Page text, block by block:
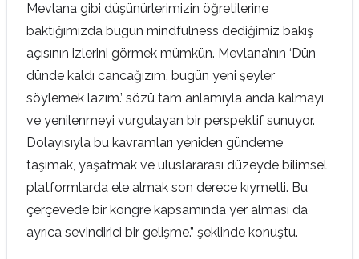
Mevlana gibi düşünürlerimizin öğretilerine
baktığımızda bugün mindfulness dediğimiz bakış
açısının izlerini görmek mümkün. Mevlana’nın ‘Dün
dünde kaldı cancağızım, bugün yeni şeyler
söylemek lazım.’ sözü tam anlamıyla anda kalmayı
ve yenilenmeyi vurgulayan bir perspektif sunuyor.
Dolayısıyla bu kavramları yeniden gündeme
taşımak, yaşatmak ve uluslararası düzeyde bilimsel
platformlarda ele almak son derece kıymetli. Bu
çerçevede bir kongre kapsamında yer alması da
ayrıca sevindirici bir gelişme.” şeklinde konuştu.